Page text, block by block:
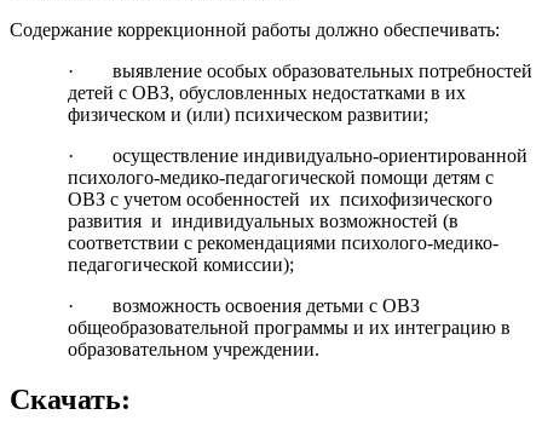
Содержание коррекционной работы должно обеспечивать:
· выявление особых образовательных потребностей
детей с ОВЗ, обусловленных недостатками в их
физическом и (или) психическом развитии;
· осуществление индивидуально-ориентированной
психолого-медико-педагогической помощи детям с
ОВЗ с учетом особенностей их психофизического
развития и индивидуальных возможностей (в
соответствии с рекомендациями психолого-медико-
педагогической комиссии);
· возможность освоения детьми с ОВЗ
общеобразовательной программы и их интеграцию в
образовательном учреждении.
Скачать: